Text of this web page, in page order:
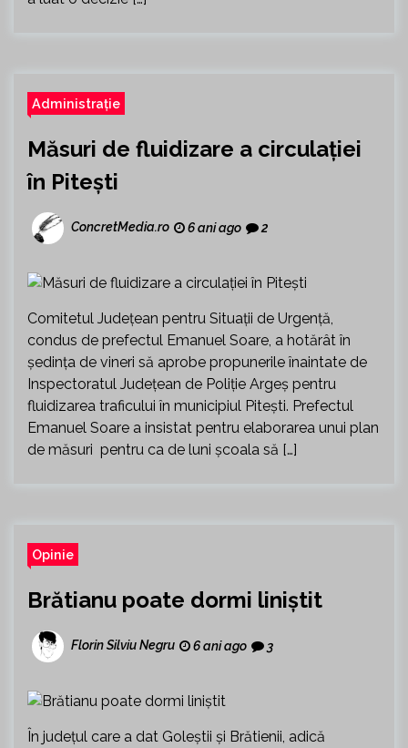
Administrație
Măsuri de fluidizare a circulației
în Pitești
ConcretMedia.ro 6 ani ago 2
Comitetul Județean pentru Situații de Urgență,
condus de prefectul Emanuel Soare, a hotărât în
ședința de vineri să aprobe propunerile înaintate de
Inspectoratul Județean de Poliție Argeș pentru
fluidizarea traficului în municipiul Pitești. Prefectul
Emanuel Soare a insistat pentru elaborarea unui plan
de măsuri pentru ca de luni școala să […]
Opinie
Brătianu poate dormi liniștit
Florin Silviu Negru 6 ani ago 3
În județul care a dat Goleștii și Brătienii, adică